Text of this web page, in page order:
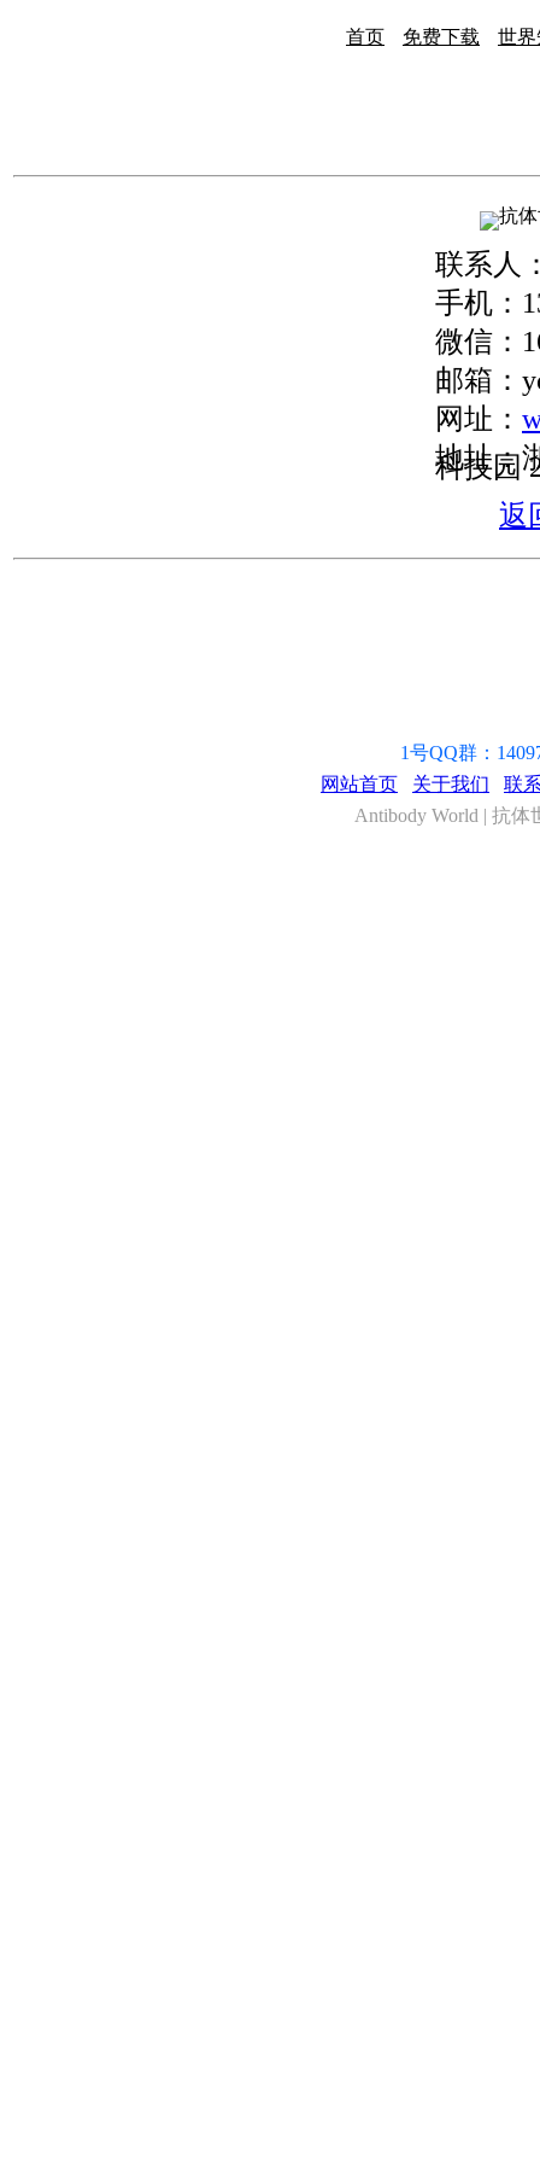
首页 免费下载 世
联系人
手机：
微信：
邮箱：
网址：
地址：
科技园
返
1号QQ群：
网站首页
关于我们
联
Antibody World | 抗体